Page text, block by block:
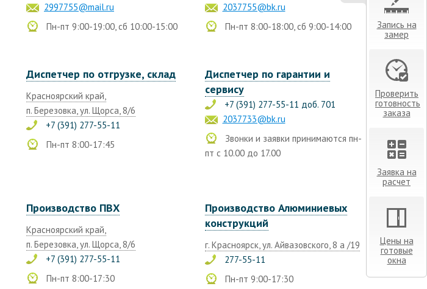
Запись на
замер
Проверить
готовность
заказа
Заявка на
расчет
Цены на
готовые
окна
2997755@mail.ru
Пн-пт 9:00-19:00, сб 10:00-15:00
2037755@bk.ru
Пн-пт 8:00-18:00, сб 9:00-14:00
Диспетчер по отгрузке, склад
Красноярский край,
п. Березовка, ул. Щорса, 8/6
+7 (391) 277-55-11
Пн-пт 8:00-17:45
Диспетчер по гарантии и
сервису
+7 (391) 277-55-11 доб. 701
2037733@bk.ru
Звонки и заявки принимаются пн-
пт с 10.00 до 17.00
Производство ПВХ
Красноярский край,
п. Березовка, ул. Щорса, 8/6
+7 (391) 277-55-11
Пн-пт 8:00-17:30
Производство Алюминиевых
конструкций
г. Красноярск, ул. Айвазовского, 8 а /19
277-55-11
Пн-пт 9:00-17:30